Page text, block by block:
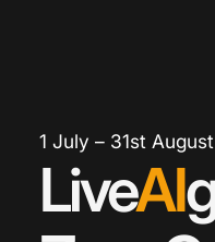
1 July – 31st
LiveAI